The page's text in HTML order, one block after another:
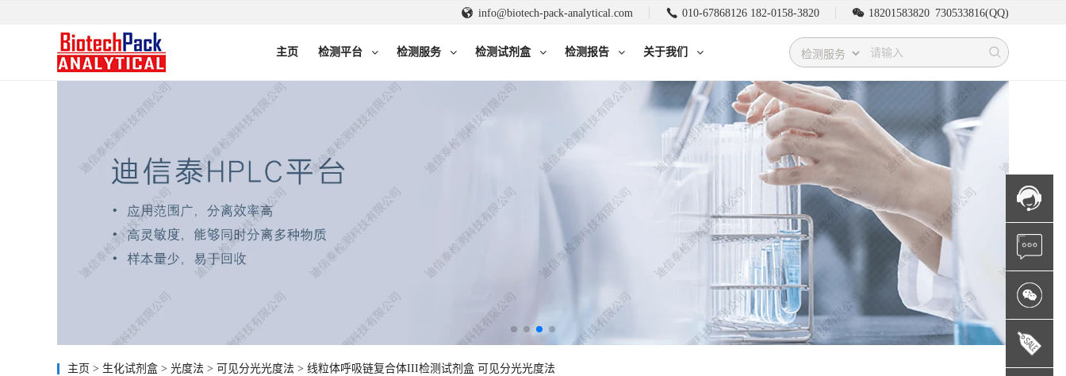
info@biotech-pack-analytical.com 010-67868126 182-0158-3820 18201583820 730533816(QQ)
主页 检测平台 检测服务 检测试剂盒 检测报告 关于我们
主页 > 生化试剂盒 > 光度法 > 可见分光光度法 > 线粒体呼吸链复合体III检测试剂盒 可见分光光度法